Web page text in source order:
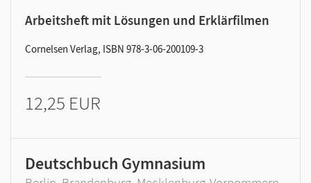
Arbeitsheft mit Lösungen und Erklärfilmen
Cornelsen Verlag, ISBN 978-3-06-200109-3
12,25 EUR
Deutschbuch Gymnasium